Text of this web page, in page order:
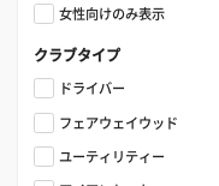
女性向けのみ表示
クラブタイプ
ドライバー
フェアウェイウッド
ユーティリティー